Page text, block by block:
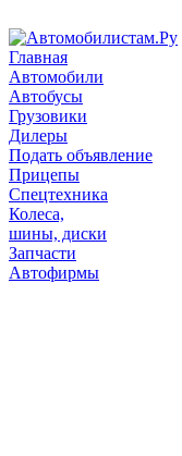
Главная
Автомобили
Автобусы
Грузовики
Дилеры
Подать объявление
Прицепы
Спецтехника
Колеса,
шины, диски
Запчасти
Автофирмы